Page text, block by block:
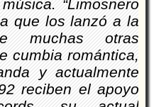
“Limosnero
que los lanzó a la
muchas otras
cumbia romántica,
y actualmente
reciben el apoyo